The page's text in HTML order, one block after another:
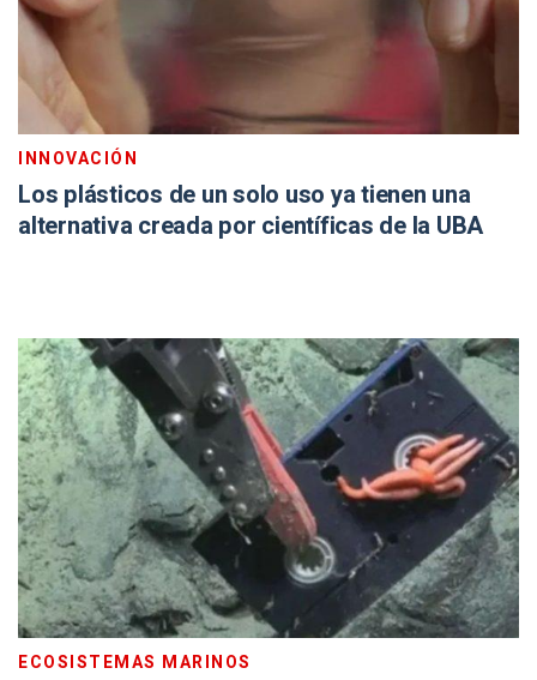
INNOVACIÓN
Los plásticos de un solo uso ya tienen una
alternativa creada por científicas de la UBA
ECOSISTEMAS MARINOS